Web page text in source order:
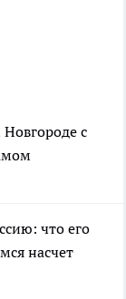
с
что его
насчет